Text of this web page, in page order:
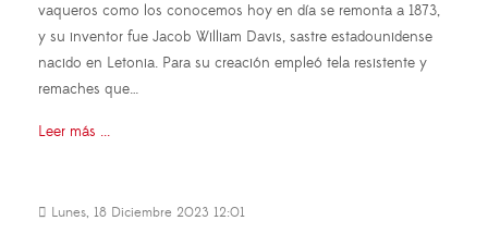
vaqueros como los conocemos hoy en día se remonta a 1873,
y su inventor fue Jacob William Davis, sastre estadounidense
nacido en Letonia. Para su creación empleó tela resistente y
remaches que…
Leer más ...
Lunes, 18 Diciembre 2023 12:01